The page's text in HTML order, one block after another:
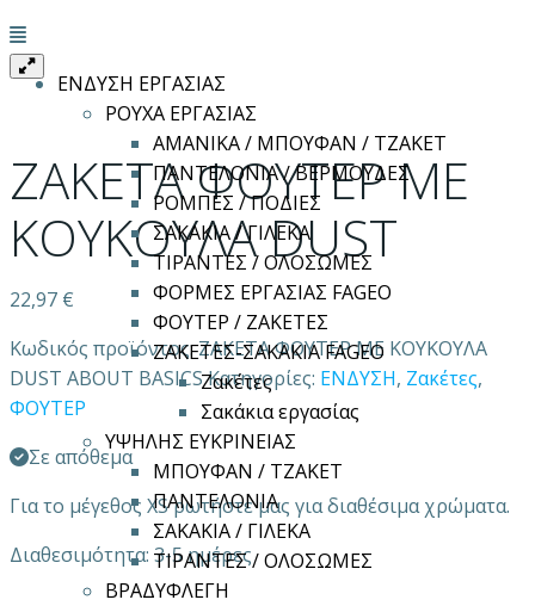
Μενού
ΕΝΔΥΣΗ ΕΡΓΑΣΙΑΣ
ΡΟΥΧΑ ΕΡΓΑΣΙΑΣ
ΑΜΑΝΙΚΑ / ΜΠΟΥΦΑΝ / ΤΖΑΚΕΤ
ΠΑΝΤΕΛΟΝΙΑ / ΒΕΡΜΟΥΔΕΣ
ΡΟΜΠΕΣ / ΠΟΔΙΕΣ
ΣΑΚΑΚΙΑ / ΓΙΛΕΚΑ
ΤΙΡΑΝΤΕΣ / ΟΛΟΣΩΜΕΣ
ΦΟΡΜΕΣ ΕΡΓΑΣΙΑΣ FAGEO
ΦΟΥΤΕΡ / ΖΑΚΕΤΕΣ
ΖΑΚΕΤΕΣ-ΣΑΚΑΚΙΑ FAGEO
Ζακέτες
Σακάκια εργασίας
ΥΨΗΛΗΣ ΕΥΚΡΙΝΕΙΑΣ
ΜΠΟΥΦΑΝ / ΤΖΑΚΕΤ
ΠΑΝΤΕΛΟΝΙΑ
ΣΑΚΑΚΙΑ / ΓΙΛΕΚΑ
ΤΙΡΑΝΤΕΣ / ΟΛΟΣΩΜΕΣ
ΒΡΑΔΥΦΛΕΓΗ
ΖΑΚΕΤΑ ΦΟΥΤΕΡ ΜΕ
ΚΟΥΚΟΥΛΑ DUST
22,97 €
Κωδικός προϊόντος:ΖΑΚΕΤΑ ΦΟΥΤΕΡ ΜΕ ΚΟΥΚΟΥΛΑ
DUST ABOUT BASICSΚατηγορίες: ΕΝΔΥΣΗ, Ζακέτες,
ΦΟΥΤΕΡ
Σε απόθεμα
Για το μέγεθος XS ρωτήστε μας για διαθέσιμα χρώματα.
Διαθεσιμότητα: 3-5 ημέρες